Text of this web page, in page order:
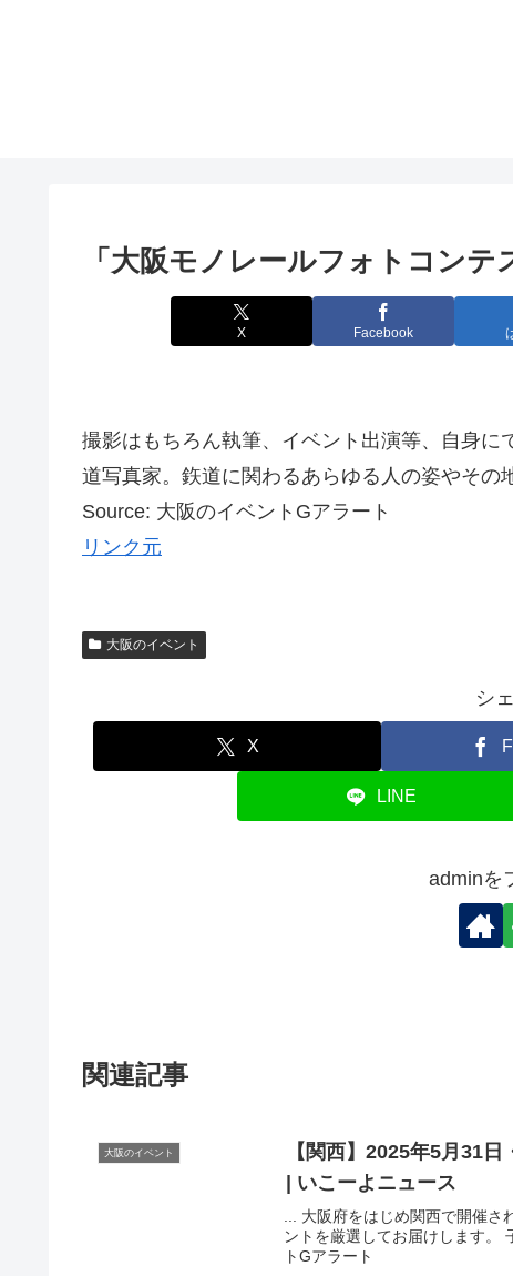
「 大阪モノレールフォトコンテ
X Facebook
撮影はもちろん執筆、イベント出演等、自身
道写真家。鉃道に関わるあらゆる人の姿やその
Source: 大阪のイベントGアラート
リンク元
大阪のイベント
シ
X
LINE
adminを
関連記事
大阪のイベント 【関西】2025年5月31
| いこーよニュース
... 大阪府をはじめ関西で開催
ントを厳選してお届けします。
トGアラート